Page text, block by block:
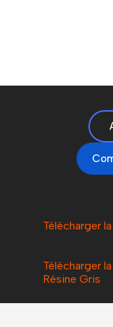
Télécharger
Télécharger
Résine Gris